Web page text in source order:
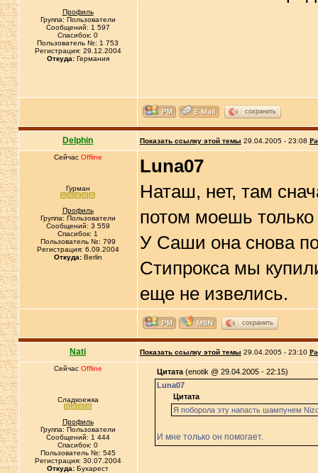
Профиль
Группа: Пользователи
Сообщений: 1 597
Спасибок: 0
Пользователь №: 1 753
Регистрация: 29.12.2004
Откуда:Германия
сохранить
Delphin Показать ссылку этой темы 29.04.2005 - 23:08
Сейчас Offline
Гурман
Профиль
Группа: Пользователи
Сообщений: 3 559
Спасибок: 1
Пользователь №: 799
Регистрация: 6.09.2004
Откуда:Berlin
Luna07
Наташ, нет, там
потом моешь только
У Саши она снова
Стипрокса мы
еще не извелись.
сохранить
Nati Показать ссылку этой темы 29.04.2005 - 23:10
Сейчас Offline
Сладкоежка
Профиль
Группа: Пользователи
Сообщений: 1 444
Спасибок: 0
Пользователь №: 545
Регистрация: 30.07.2004
Откуда: Бухарест
Цитата(enotik @ 29.04.2005 - 22:15)
Luna07
Цитата
Я поборола эту напасть шампунем
И мне только он помогает.